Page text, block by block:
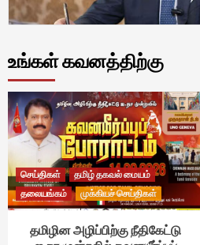
உங்கள் கவனத்திற்கு
செய்திகள்
தமிழ் தகவல் மையம்
தலையங்கம்
முக்கியச் செய்திகள்
தமிழின அழிப்பிற்கு நீதிகேட்டு